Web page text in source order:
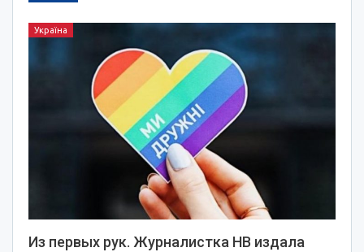
Україна
Из первых рук. Журналистка НВ издала